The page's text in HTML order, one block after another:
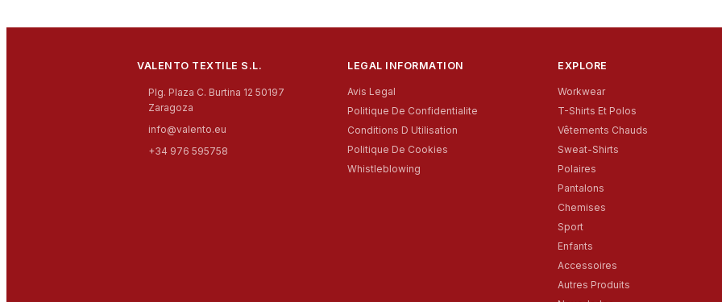
VALENTO TEXTILE S.L.
Plg. Plaza C. Burtina 12 50197
Zaragoza
info@valento.eu
+34 976 595758
LEGAL INFORMATION
Avis Legal
Politique De Confidentialite
Conditions D Utilisation
Politique De Cookies
Whistleblowing
EXPLORE
Workwear
T-Shirts Et Polos
Vêtements Chauds
Sweat-Shirts
Polaires
Pantalons
Chemises
Sport
Enfants
Accessoires
Autres Produits